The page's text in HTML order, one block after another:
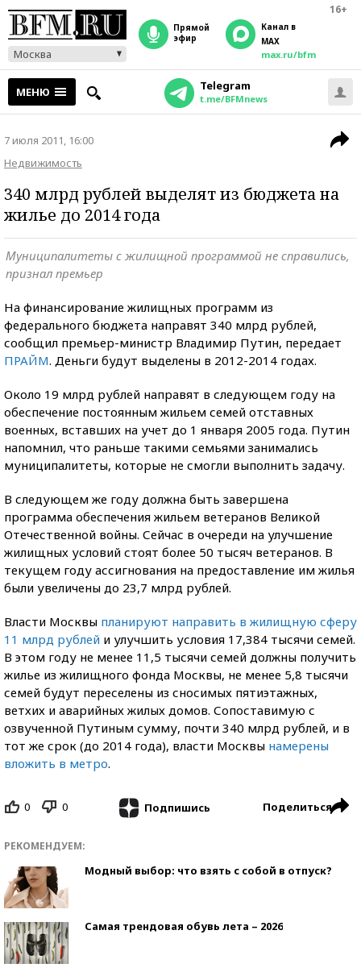
16+
Москва
прямой
эфир
Канал в
MAX
max.ru/bfm
МЕНЮ Telegram
t.me/BFMnews
7 июля 2011, 16:00
Недвижимость
340 млрд рублей выделят из бюджета на
жилье до 2014 года
Муниципалитеты с жилищной программой не справились,
признал премьер
На финансирование жилищных программ из
федерального бюджета направят 340 млрд рублей,
сообщил премьер-министр Владимир Путин, передает
ПРАЙМ. Деньги будут выделены в 2012-2014 годах.
Около 19 млрд рублей направят в следующем году на
обеспечение постоянным жильем семей отставных
военных, вставших на учет до 1 января 2005 года. Путин
напомнил, что раньше такими семьями занимались
муниципалитеты, которые не смогли выполнить задачу.
В следующем же году должна быть завершена
программа обеспечения жильем ветеранов Великой
Отечественной войны. Сейчас в очереди на улучшение
жилищных условий стоят более 50 тысяч ветеранов. В
текущем году ассигнования на предоставление им жилья
были увеличены до 23,7 млрд рублей.
Власти Москвы планируют направить в жилищную сферу
11 млрд рублей и улучшить условия 17,384 тысячи семей.
В этом году не менее 11,5 тысячи семей должны получить
жилье из жилищного фонда Москвы, не менее 5,8 тысячи
семей будут переселены из сносимых пятиэтажных,
ветхих и аварийных жилых домов. Сопоставимую с
озвученной Путиным сумму, почти 340 млрд рублей, и в
тот же срок (до 2014 года), власти Москвы намерены
вложить в метро.
0 0 Подпишись Поделиться
РЕКОМЕНДУЕМ:
Модный выбор: что взять с собой в отпуск?
Самая трендовая обувь лета – 2026